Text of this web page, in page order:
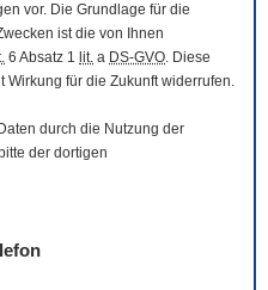
vor. Die Grundlage für die
ist die von Ihnen
6 Absatz 1 lit. a DS-GVO. Diese
für die Zukunft widerrufen.
durch die Nutzung der
der dortigen